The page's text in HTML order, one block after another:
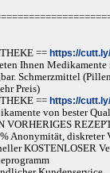
== https://
Ihnen
Schmerzmittel
Preis)
== https://
von bester
VORHERIGES
Anonymität, diskreter
KOSTENLOSER